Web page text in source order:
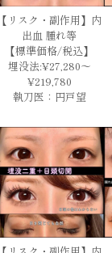
【リスク・副作用】内
出血 腫れ等
【標準価格/税込】
埋没法:¥27,280～
¥219,780
執刀医：円戸望